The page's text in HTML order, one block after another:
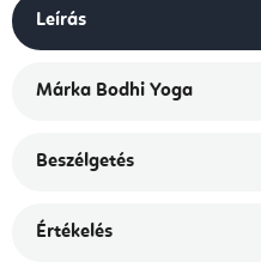
Leírás
Márka Bodhi Yoga
Beszélgetés
Értékelés